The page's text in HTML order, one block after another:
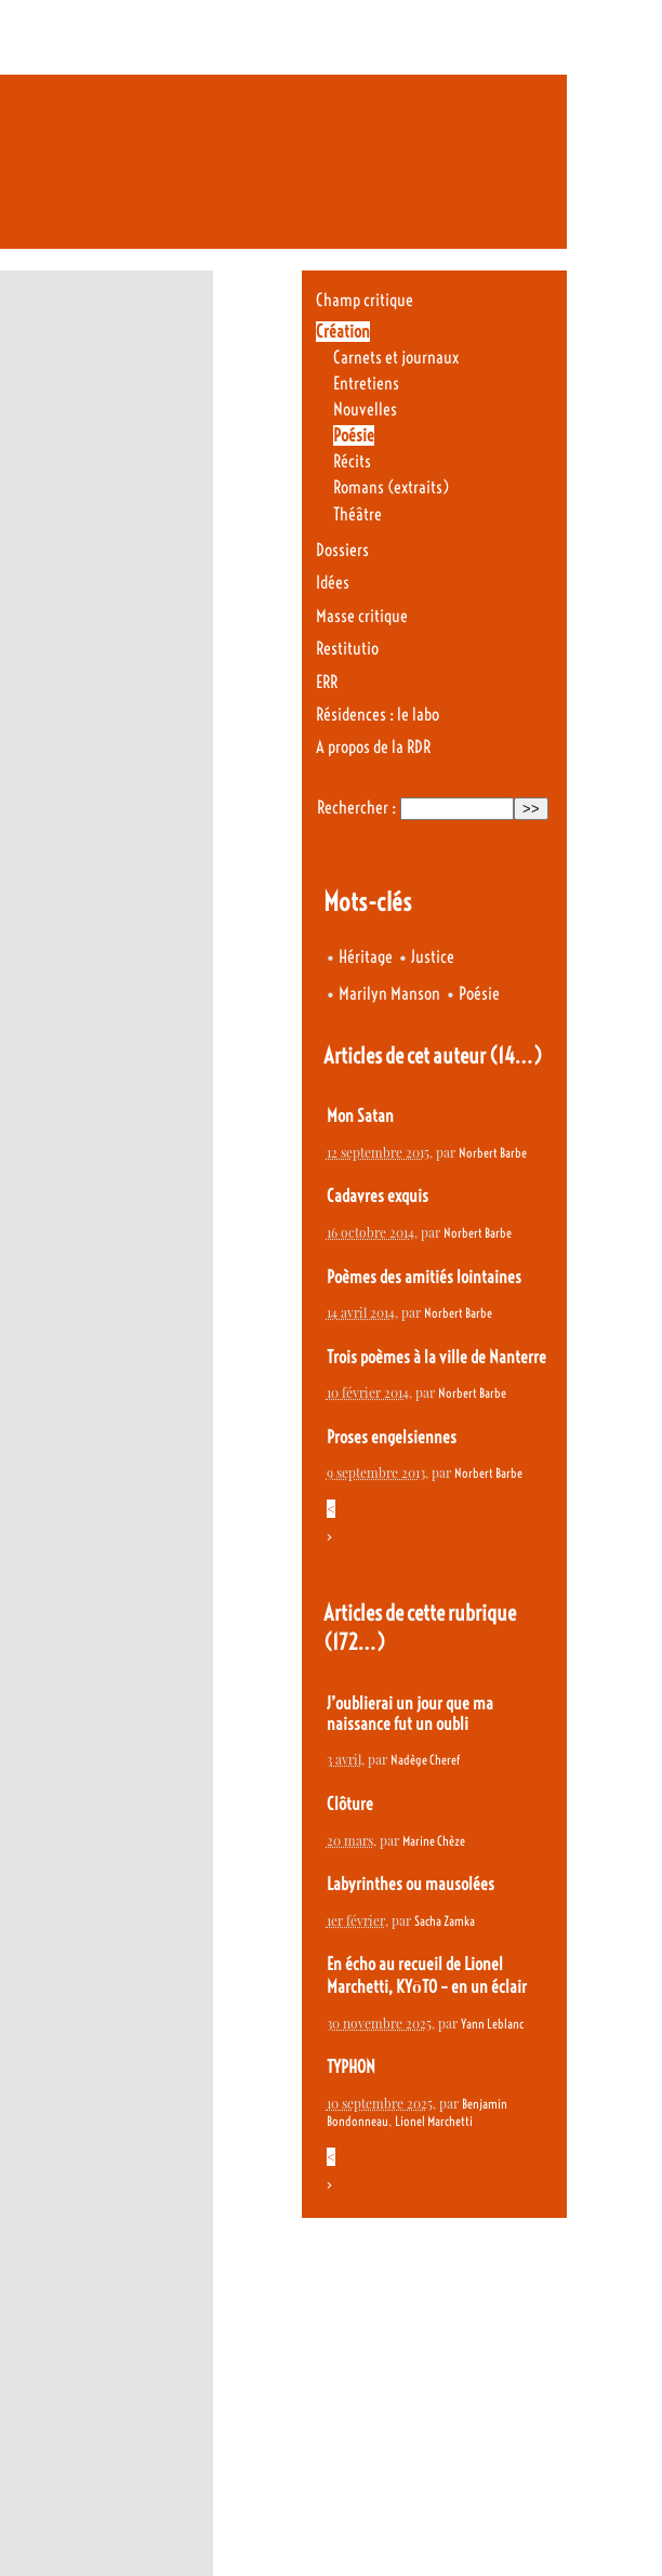
Champ critique
Création
Carnets et journaux
Entretiens
Nouvelles
Poésie
Récits
Romans (extraits)
Théâtre
Dossiers
Idées
Masse critique
Restitutio
ERR
Résidences : le labo
A propos de la RDR
Rechercher :
Mots-clés
• Héritage •Justice
• Marilyn Manson • Poésie
Articles de cet auteur(14…)
Mon Satan
12 septembre 2015, par Norbert Barbe
Cadavres exquis
16 octobre 2014, par Norbert Barbe
Poèmes des amitiés lointaines
14 avril 2014, par Norbert Barbe
Trois poèmes à la ville de Nanterre
10 février 2014, par Norbert Barbe
Proses engelsiennes
9 septembre 2013, par Norbert Barbe
<
>
Articles de cette rubrique
(172…)
J’oublierai un jour que ma
naissance fut un oubli
3 avril, par Nadège Cheref
Clôture
20 mars, par Marine Chèze
Labyrinthes ou mausolées
1er février, par Sacha Zamka
En écho au recueil de Lionel
Marchetti, KYōTO – en un éclair
30 novembre 2025, par Yann Leblanc
TYPHON
10 septembre 2025, par Benjamin
Bondonneau, Lionel Marchetti
<
>